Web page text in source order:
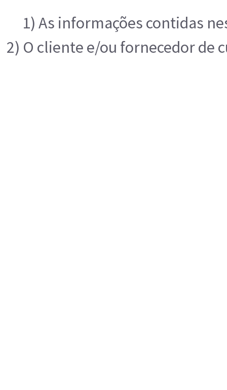
1) As informações contidas
2) O cliente e/ou fornecedor de